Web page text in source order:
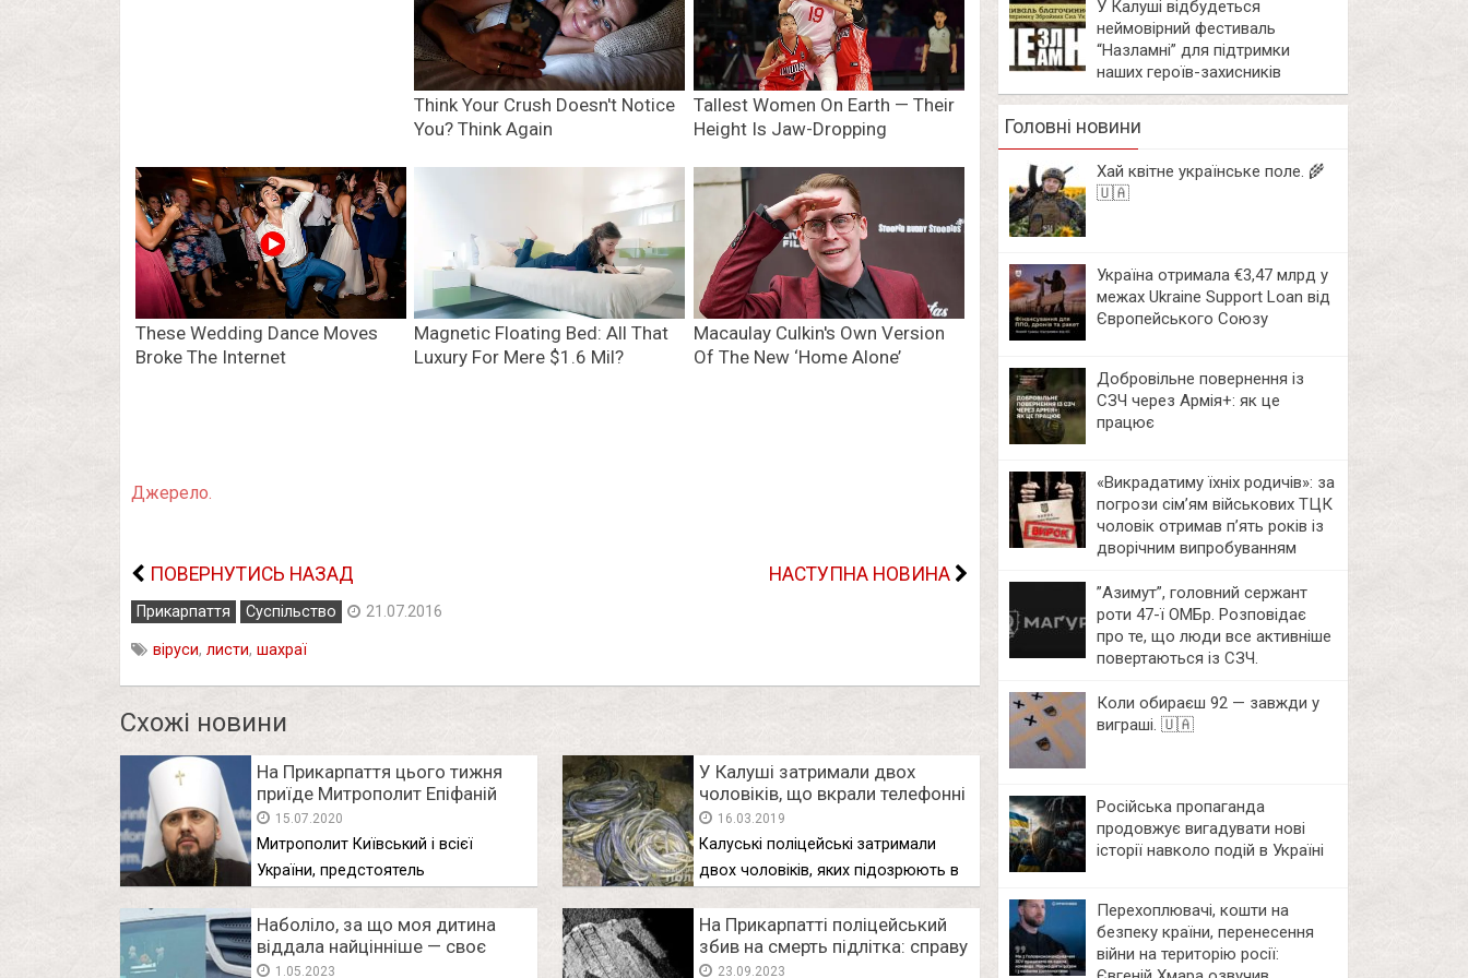
Джерело.
ПОВЕРНУТИСЬ НАЗАД НАСТУПНА НОВИНА
Прикарпаття Суспільство 21.07.2016
віруси, листи, шахраї
Схожі новини
На Прикарпаття цього тижня
приїде Митрополит Епіфаній
15.07.2020
Митрополит Київський і всієї
України, предстоятель
Епіфаній …
У Калуші затримали двох
чоловіків, що вкрали телефонні
кабелі
16.03.2019
Калуські поліцейські затримали
двох чоловіків, яких підозрюють в
Наболіло, за що моя дитина
віддала найцінніше — своє
життя. Як так виходить, що я
1.05.2023
На Прикарпатті поліцейський
збив на смeрть підлітка: справу
розслідує ДБР
23.09.2023
У Калуші відбудеться
неймовірний фестиваль
“Назламні” для підтримки
наших героїв-захисників
Головні новини
Хай квітне українське поле. 🌾
🇺🇦
Україна отримала €3,47 млрд у
межах Ukraine Support Loan від
Європейського Союзу
Добровільне повернення із
СЗЧ через Армія+: як це
працює
«Викрадатиму їхніх родичів»: за
погрози сім’ям військових ТЦК
чоловік отримав п’ять років із
дворічним випробуванням
⁨”Азимут”, головний сержант
роти 47-ї ОМБр. Розповідає
про те, що люди все активніше
повертаються із СЗЧ.
Коли обираєш 92 — завжди у
виграші. 🇺🇦
Російська пропаганда
продовжує вигадувати нові
історії навколо подій в Україні
Перехоплювачі, кошти на
безпеку країни, перенесення
війни на територію росії: